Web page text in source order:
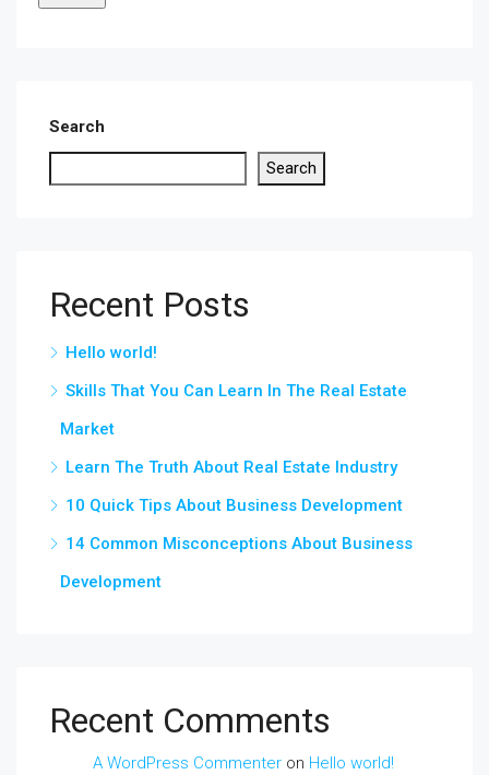
Search
Search
Recent Posts
Hello world!
Skills That You Can Learn In The Real Estate
Market
Learn The Truth About Real Estate Industry
10 Quick Tips About Business Development
14 Common Misconceptions About Business
Development
Recent Comments
A WordPress Commenter on Hello world!